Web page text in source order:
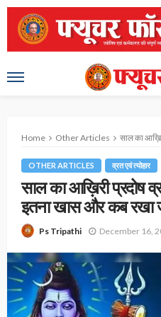
Home Other Articles साल का आख़िरी
OTHER ARTICLES व्रत एवं त्योहार
साल का आख़िरी प्रदोष
इतना खास और कब रखा
Ps Tripathi December 16,